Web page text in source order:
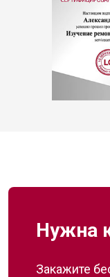
Нужна
Закажите